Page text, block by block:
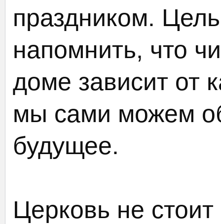
праздником.
напомнить, что
доме зависит от
мы сами можем
будущее.
Церковь не